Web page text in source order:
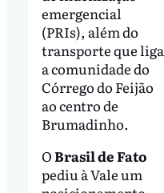
emergencial
(PRIs), além do
transporte que liga
a comunidade do
Córrego do Feijão
ao centro de
Brumadinho.
OBrasil de Fato
pediu à Vale um